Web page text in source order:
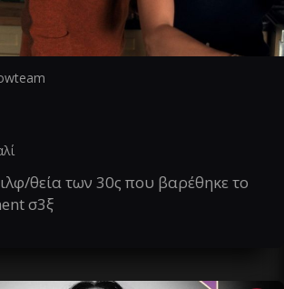
θεία των 30ς που βαρέθηκε το
σ3ξ